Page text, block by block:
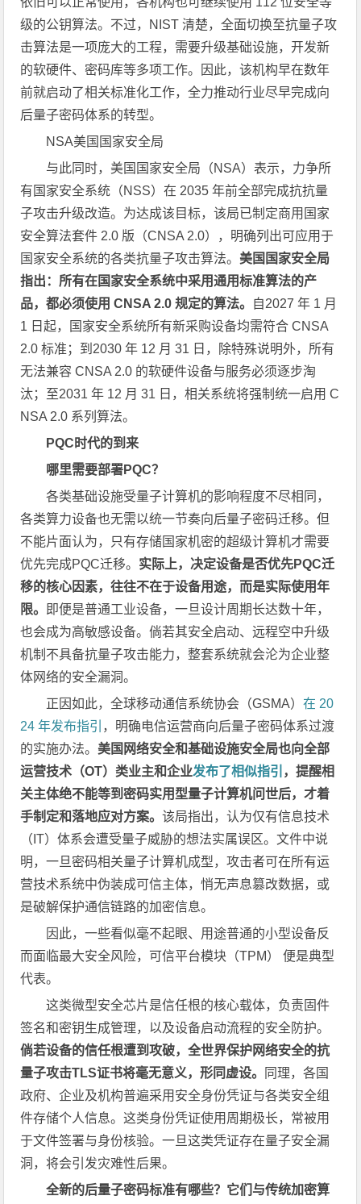
级的公钥算法。不过，NIST 清楚，全面切换至抗量子攻
击算法是一项庞大的工程，需要升级基础设施，开发新
的软硬件、密码库等多项工作。因此，该机构早在数年
前就启动了相关标准化工作，全力推动行业尽早完成向
后量子密码体系的转型。
NSA美国国家安全局
与此同时，美国国家安全局（NSA）表示，力争所
有国家安全系统（NSS）在 2035 年前全部完成抗抗量
子攻击升级改造。为达成该目标，该局已制定商用国家
安全算法套件 2.0 版（CNSA 2.0），明确列出可应用于
国家安全系统的各类抗量子攻击算法。 美国国家安全局
指出：所有在国家安全系统中采用通用标准算法的产
品，都必须使用 CNSA 2.0 规定的算法。 自2027 年 1 月
1 日起，国家安全系统所有新采购设备均需符合 CNSA
2.0 标准；到2030 年 12 月 31 日，除特殊说明外，所有
无法兼容 CNSA 2.0 的软硬件设备与服务必须逐步淘
汰；至2031 年 12 月 31 日，相关系统将强制统一启用 C
NSA 2.0 系列算法。
PQC时代的到来
哪里需要部署PQC？
各类基础设施受量子计算机的影响程度不尽相同，
各类算力设备也无需以统一节奏向后量子密码迁移。但
不能片面认为，只有存储国家机密的超级计算机才需要
优先完成PQC迁移。 实际上，决定设备是否优先PQC迁
移的核心因素，往往不在于设备用途，而是实际使用年
限。
即便是普通工业设备，一旦设计周期长达数十年，
也会成为高敏感设备。倘若其安全启动、远程空中升级
机制不具备抗量子攻击能力，整套系统就会沦为企业整
体网络的安全漏洞。
正因如此，全球移动通信系统协会（GSMA）在 20
24 年发布指引 ，明确电信运营商向后量子密码体系过渡
的实施办法。 美国网络安全和基础设施安全局也向全部
运营技术（OT）类业主和企业发布了相似指引 ，提醒相
关主体绝不能等到密码实用型量子计算机问世后，才着
手制定和落地应对方案。该局指出，认为仅有信息技术
（IT）体系会遭受量子威胁的想法实属误区。文件中说
明，一旦密码相关量子计算机成型，攻击者可在所有运
营技术系统中伪装成可信主体，悄无声息篡改数据，或
是破解保护通信链路的加密信息。
因此，一些看似毫不起眼、用途普通的小型设备反
而面临最大安全风险，可信平台模块（TPM） 便是典型
代表。
这类微型安全芯片是信任根的核心载体，负责固件
签名和密钥生成管理，以及设备启动流程的安全防护。
倘若设备的信任根遭到攻破，全世界保护网络安全的抗
量子攻击TLS证书将毫无意义，形同虚设。
同理，各国
政府、企业及机构普遍采用安全身份凭证与各类安全组
件存储个人信息。这类身份凭证使用周期极长，常被用
于文件签署与身份核验。一旦这类凭证存在量子安全漏
洞，将会引发灾难性后果。
全新的后量子密码标准有哪些？它们与传统加密算